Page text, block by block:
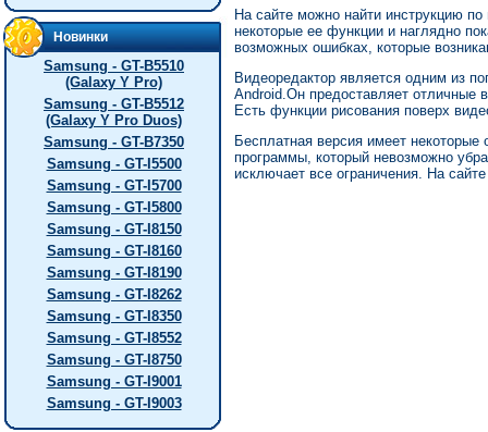
Новинки
Samsung - GT-B5510
(Galaxy Y Pro)
Samsung - GT-B5512
(Galaxy Y Pro Duos)
Samsung - GT-B7350
Samsung - GT-I5500
Samsung - GT-I5700
Samsung - GT-I5800
Samsung - GT-I8150
Samsung - GT-I8160
Samsung - GT-I8190
Samsung - GT-I8262
Samsung - GT-I8350
Samsung - GT-I8552
Samsung - GT-I8750
Samsung - GT-I9001
Samsung - GT-I9003
На сайте можно найти инструкцию
некоторые ее функции и наглядно
возможных ошибках, которые
Видеоредактор является одним из
Android.Он предоставляет отличные
Есть функции рисования поверх
Бесплатная версия имеет некоторые
программы, который невозможно
исключает все ограничения. На